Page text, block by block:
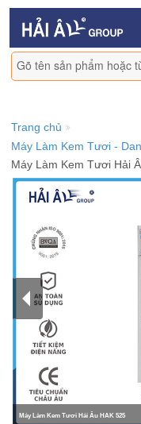
Trang chủ
Máy Làm Kem Tươi -
Máy Làm Kem Tươi Hải
Máy Làm Kem Tươi Hải Âu HAK 525